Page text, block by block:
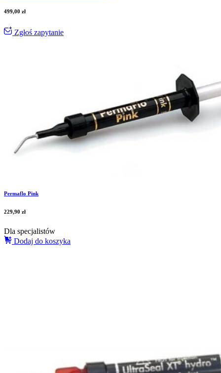
499,00 zł
Zgłoś zapytanie
Permaflo Pink
229,90 zł
Dla specjalistów
Dodaj do koszyka